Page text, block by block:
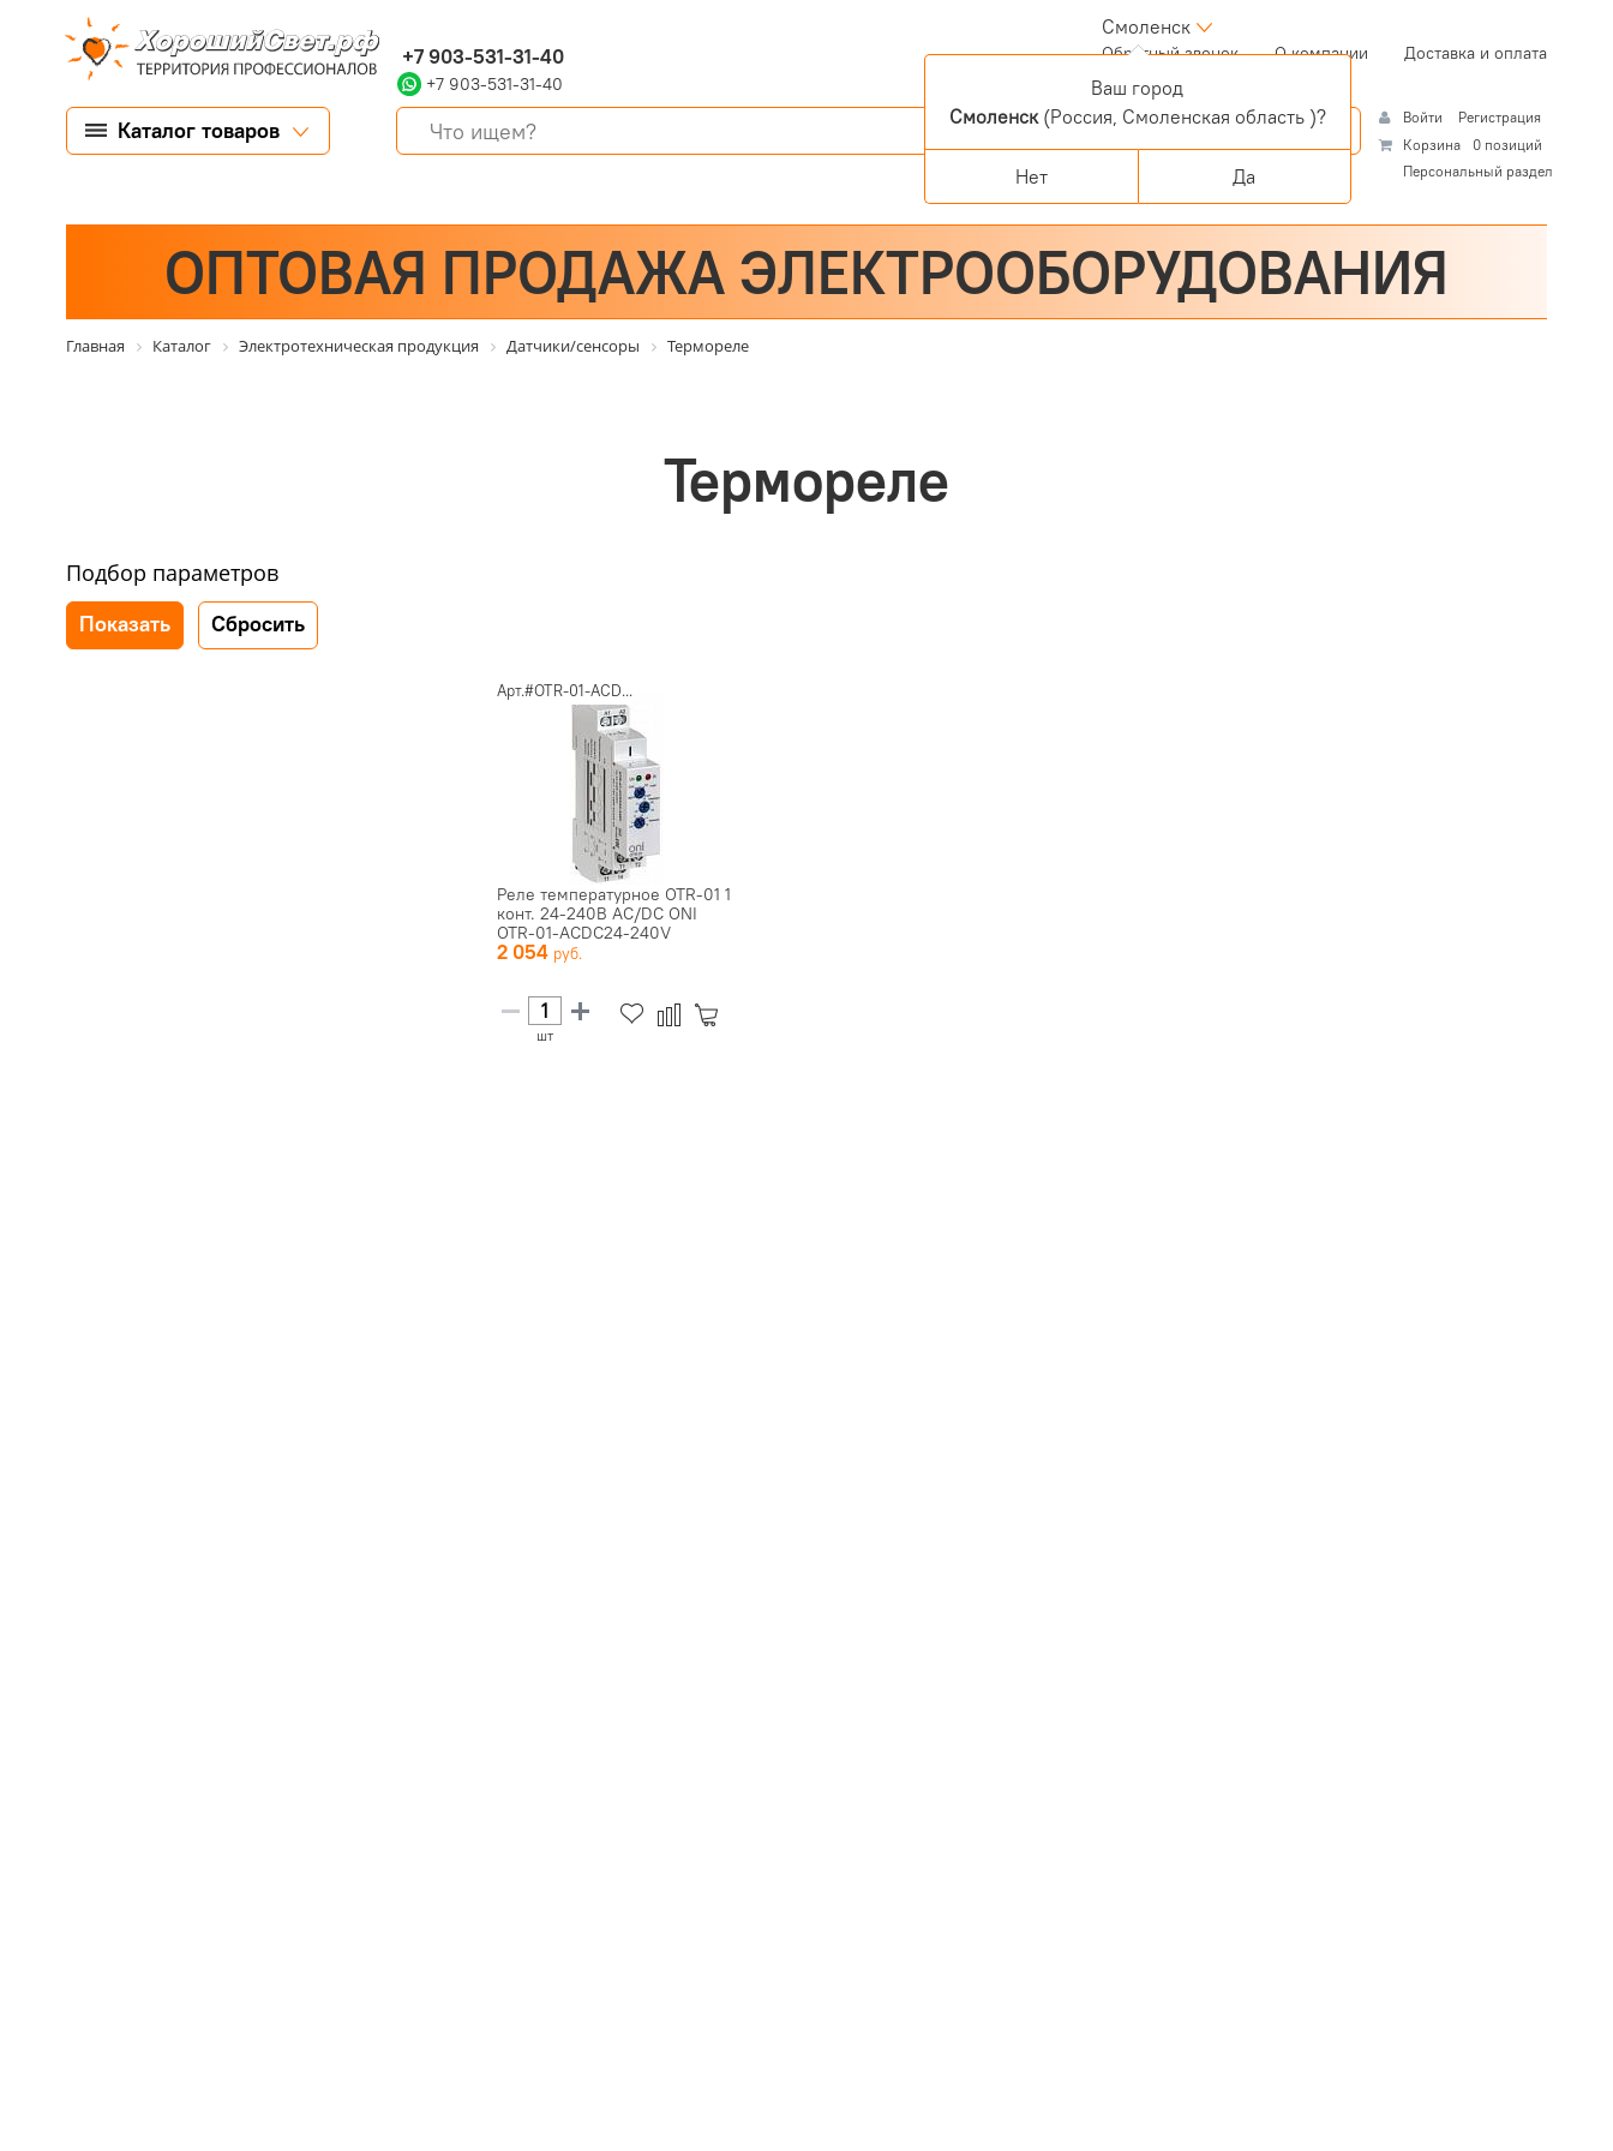
+7 903-531-31-40
+7 903-531-31-40
Смоленск
Обратный звонок(current)О компании Доставка и оплата
Каталог товаров Войти
Регистрация
Корзина
0 позиций
Персональный раздел
ОПТОВАЯ ПРОДАЖА ЭЛЕКТРООБОРУДОВАНИЯ
Главная Каталог Электротехническая продукция Датчики/сенсоры Термореле
Термореле
Подбор параметров
Арт.#OTR-01-ACD...
Реле температурное OTR-01 1
конт. 24-240В AC/DC ONI
OTR-01-ACDC24-240V
2 054
шт
Ваш город
Смоленск(Россия, Смоленская область )?
Нет Да